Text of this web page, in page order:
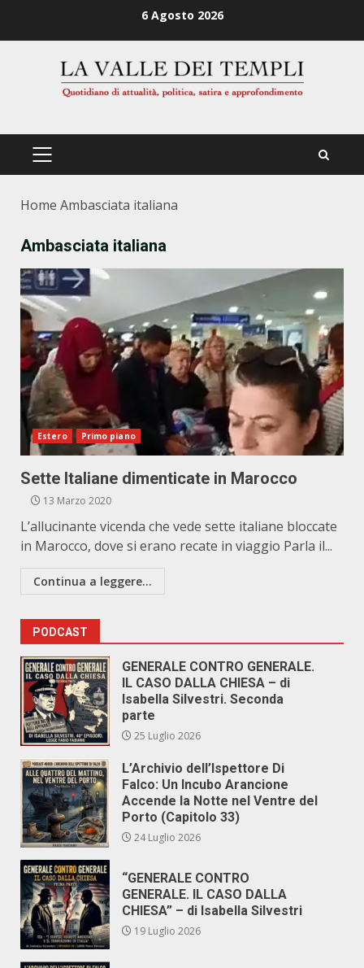
6 Agosto 2026
PRIMÄRES
Home Ambasciata italiana
Ambasciata italiana
Estero Primo piano
Sette Italiane dimenticate in Marocco
13 Marzo 2020
L’allucinante vicenda che vede sette italiane bloccate
in Marocco, dove si erano recate in viaggio Parla il...
Continua a leggere...
PODCAST
GENERALE CONTRO GENERALE.
IL CASO DALLA CHIESA – di
Isabella Silvestri. Seconda
parte
25 Luglio 2026
L’Archivio dell’Ispettore Di
Falco: Un Incubo Arancione
Accende la Notte nel Ventre del
Porto (Capitolo 33)
24 Luglio 2026
“GENERALE CONTRO
GENERALE. IL CASO DALLA
CHIESA” – di Isabella Silvestri
19 Luglio 2026